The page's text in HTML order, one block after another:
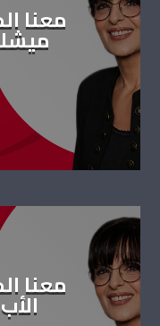
معنا
معنا